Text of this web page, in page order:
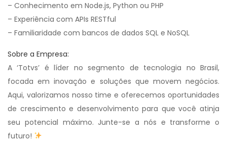
– Conhecimento em Node.js, Python ou PHP
– Experiência com APIs RESTful
– Familiaridade com bancos de dados SQL e NoSQL
Sobre a Empresa:
A ‘Totvs’ é líder no segmento de tecnologia no Brasil,
focada em inovação e soluções que movem negócios.
Aqui, valorizamos nosso time e oferecemos oportunidades
de crescimento e desenvolvimento para que você atinja
seu potencial máximo. Junte-se a nós e transforme o
futuro!